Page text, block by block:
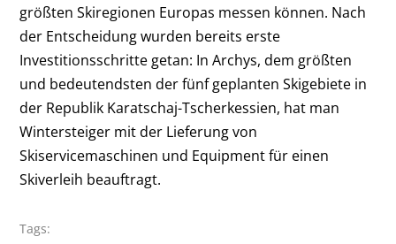
größten Skiregionen Europas messen können. Nach
der Entscheidung wurden bereits erste
Investitionsschritte getan: In Archys, dem größten
und bedeutendsten der fünf geplanten Skigebiete in
der Republik Karatschaj-Tscherkessien, hat man
Wintersteiger mit der Lieferung von
Skiservicemaschinen und Equipment für einen
Skiverleih beauftragt.
Tags: